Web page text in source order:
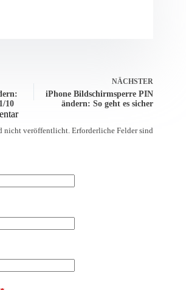
10
NÄCHSTER
iPhone Bildschirmsperre PIN
ändern: So geht es sicher
nicht veröffentlicht. Erforderliche Felder sind